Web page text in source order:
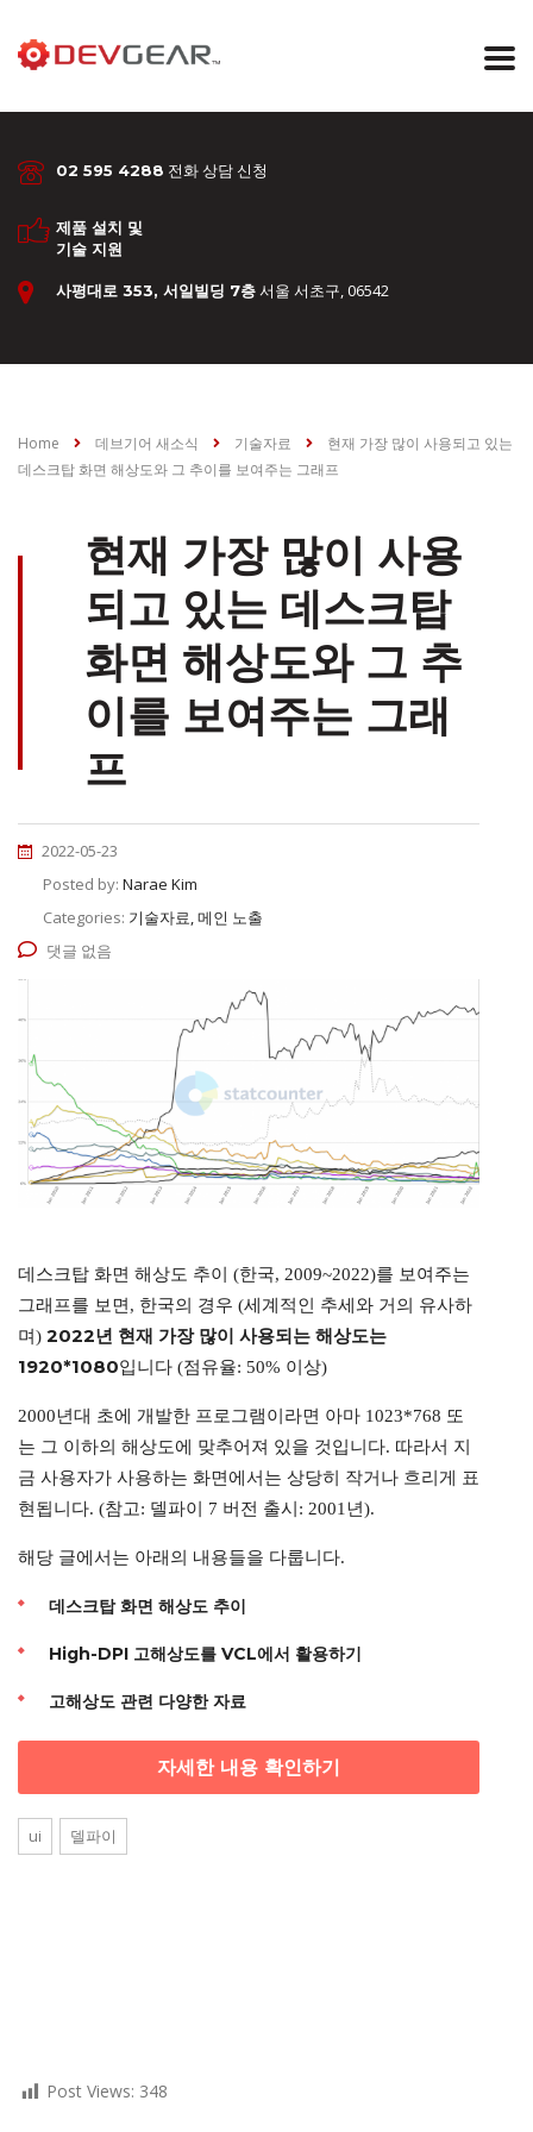
02 595 4288 전화 상담 신청
제품 설치 및
기술 지원
사평대로 353, 서일빌딩 7층서울 서초구, 06542
Home 데브기어 새소식 기술자료
현재 가장 많이 사용되고 있는
데스크탑 화면 해상도와 그 추이를 보여주는 그래프
현재 가장 많이 사용
되고 있는 데스크탑
화면 해상도와 그 추
이를 보여주는 그래
프
2022-05-23
Posted by: Narae Kim
Categories: 기술자료, 메인 노출
댓글 없음
데스크탑 화면 해상도 추이 (한국, 2009~2022)를 보여주는
그래프를 보면, 한국의 경우 (세계적인 추세와 거의 유사하
며) 2022년 현재 가장 많이 사용되는 해상도는
1920*1080입니다 (점유율: 50% 이상)
2000년대 초에 개발한 프로그램이라면 아마 1023*768 또
는 그 이하의 해상도에 맞추어져 있을 것입니다. 따라서 지
금 사용자가 사용하는 화면에서는 상당히 작거나 흐리게 표
현됩니다. (참고: 델파이 7 버전 출시: 2001년).
해당 글에서는 아래의 내용들을 다룹니다.
데스크탑 화면 해상도 추이
High-DPI 고해상도를 VCL에서 활용하기
고해상도 관련 다양한 자료
자세한 내용 확인하기
ui 델파이
Post Views: 348